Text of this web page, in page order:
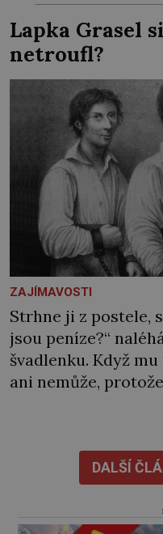
jim potvrdí také to,
nikdo nevyvíjel
Syn brněnského
[…]
Lapka Grasel
netroufl?
ZAJÍMAVOSTI
Strhne ji z postele,
jsou peníze?“
švadlenku. Když
ani nemůže,
nebývale krutý.
dlouho po jeho
DALŠÍ